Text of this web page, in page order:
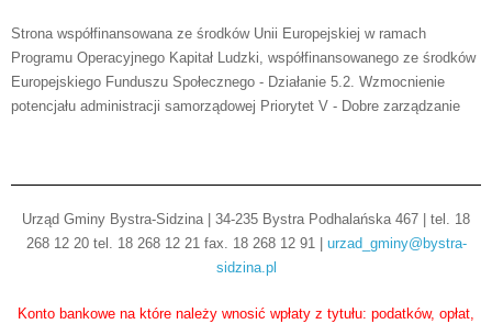
Strona współfinansowana ze środków Unii Europejskiej w ramach
Programu Operacyjnego Kapitał Ludzki, współfinansowanego ze środków
Europejskiego Funduszu Społecznego - Działanie 5.2. Wzmocnienie
potencjału administracji samorządowej Priorytet V - Dobre zarządzanie
Urząd Gminy Bystra-Sidzina | 34-235 Bystra Podhalańska 467 | tel. 18
268 12 20 tel. 18 268 12 21 fax. 18 268 12 91 | urzad_gminy@bystra-
sidzina.pl
Konto bankowe na które należy wnosić wpłaty z tytułu: podatków, opłat,